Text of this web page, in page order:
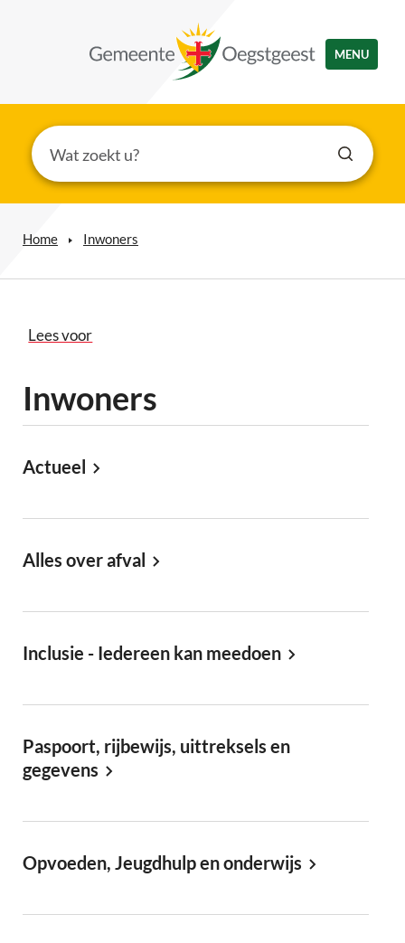
MENU
Home Inwoners
Lees voor
Inwoners
Actueel
Alles over afval
Inclusie - Iedereen kan meedoen
Paspoort, rijbewijs, uittreksels en
gegevens
Opvoeden, Jeugdhulp en onderwijs